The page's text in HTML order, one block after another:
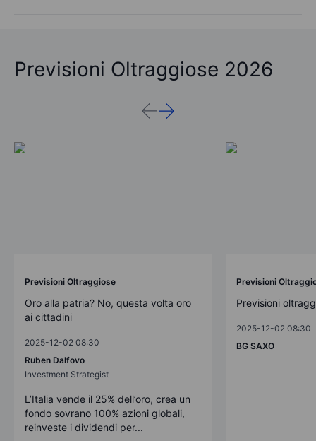
Previsioni Oltraggiose 2026
Previsioni Oltraggiose
Oro alla patria? No, questa volta oro
ai cittadini
2025-12-02 08:30
Ruben Dalfovo
Investment Strategist
L’Italia vende il 25% dell’oro, crea un
fondo sovrano 100% azioni globali,
reinveste i dividendi per...
Previsioni
Previsioni
2025-12-02 08:30
BG SAXO